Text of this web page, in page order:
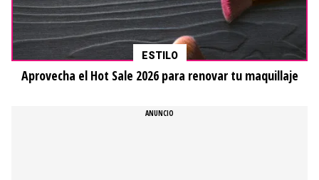
ESTILO
Aprovecha el Hot Sale 2026 para renovar tu maquillaje